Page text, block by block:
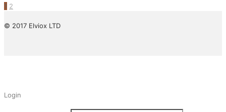
1 2
© 2017 Elviox LTD
Login